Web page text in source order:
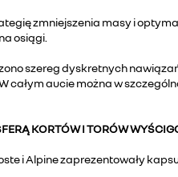
zmniejszenia masy i
osiągi.
szereg dyskretnych
całym aucie można w
KORTÓW I TORÓW
i Alpine zaprezentowały